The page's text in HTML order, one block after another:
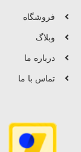
فروشگاه
وبلاگ
درباره ما
تماس با ما